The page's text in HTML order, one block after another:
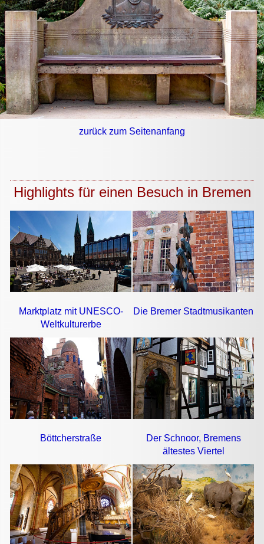
zurück zum Seitenanfang
Highlights für einen Besuch in Bremen
Marktplatz mit UNESCO-
Weltkulturerbe
Die Bremer Stadtmusikanten
Böttcherstraße
Der Schnoor, Bremens
ältestes Viertel